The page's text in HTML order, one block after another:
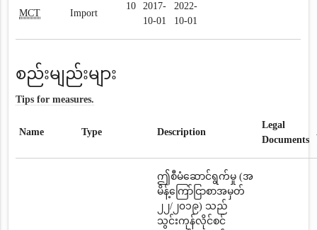
MCT Import
10
2017-
10-01
2022-
10-01
စည်းမျည်းများ
Tips for measures.
Name Type Description
Legal
Documents
ဤစီမံဆောင်ရွက်မှု (အ
မိန့်ကြော်ငြာစာအမှတ်
၂၂/၂၀၁၉) သည်
သွင်းကုန်လိုင်စင်